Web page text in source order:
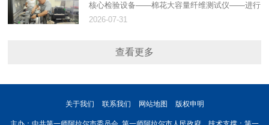
核心检验设备——棉花大容量纤维测试仪——进行
了大保养。
2026-07-31
查看更多
关于我们 联系我们 网站地图 版权申明